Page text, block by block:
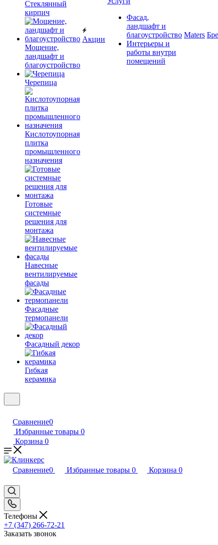
Cтеклянный
кирпич
Мощение,
ландшафт и
благоустройство
Черепица
Кислотоупорная
плитка
промышленного
назначения
Готовые
системные
решения для
монтажа
Навесные
вентилируемые
фасады
Фасадные
термопанели
Фасадный декор
Гибкая
керамика
Акции
Фасад,
ландшафт и
благоустройство
Интерьеры и
работы внутри
помещений
Maters
Сравнение0
Избранные товары 0
Корзина 0
Сравнение0 Избранные товары 0 Корзина 0
Телефоны
+7 (347) 266-72-21
Заказать звонок